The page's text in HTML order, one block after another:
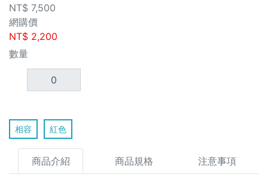
NT$ 7,500
網購價
NT$ 2,200
數量
相容 紅色
商品介紹 商品規格 注意事項